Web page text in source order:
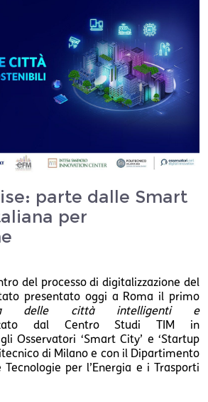
parte dalle Smart
per
del processo di digitalizzazione del
presentato oggi a Roma il primo
delle città intelligenti e
dal Centro Studi TIM in
Osservatori ‘Smart City’ e ‘Startup
di Milano e con il Dipartimento
per l’Energia e i Trasporti